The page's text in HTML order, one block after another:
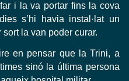
i la va portar fins la cova
s’hi havia instal·lat un
la van poder curar.
en pensar que la Trini, a
sinó la última persona